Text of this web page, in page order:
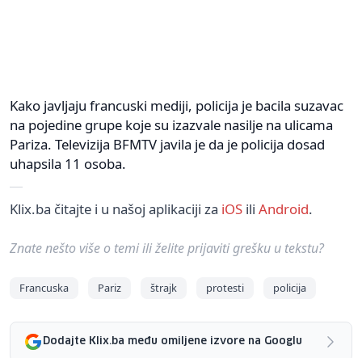
Kako javljaju francuski mediji, policija je bacila suzavac
na pojedine grupe koje su izazvale nasilje na ulicama
Pariza. Televizija BFMTV javila je da je policija dosad
uhapsila 11 osoba.
Klix.ba čitajte i u našoj aplikaciji za iOS ili Android.
Znate nešto više o temi ili želite prijaviti grešku u tekstu?
Francuska Pariz štrajk protesti policija
Dodajte Klix.ba među omiljene izvore na Googlu